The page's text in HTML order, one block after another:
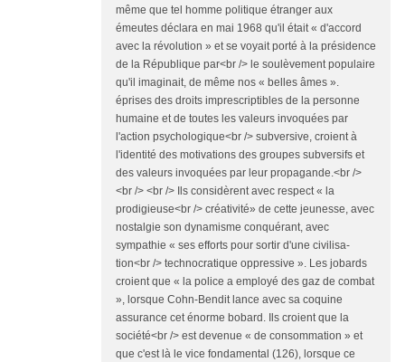
même que tel homme politique étranger aux
émeutes déclara en mai 1968 qu'il était « d'accord
avec la révolution » et se voyait porté à la présidence
de la Répu­blique par<br /> le soulèvement populaire
qu'il imaginait, de même nos « belles âmes ».
éprises des droits imprescripti­bles de la personne
humaine et de toutes les valeurs invo­quées par
l'action psychologique<br /> subversive, croient à
l'identité des motivations des groupes subversifs et
des valeurs invoquées par leur propagande.<br />
<br /> <br /> Ils considèrent avec respect « la
prodigieuse<br /> créativité» de cette jeunesse, avec
nostalgie son dynamisme conqué­rant, avec
sympathie « ses efforts pour sortir d'une civilisa­
tion<br /> technocratique oppressive ». Les jobards
croient que « la police a employé des gaz de combat
», lorsque Cohn-Bendit lance avec sa coquine
assurance cet énorme bobard. Ils croient que la
société<br /> est devenue « de consom­mation » et
que c'est là le vice fondamental (126), lorsque ce